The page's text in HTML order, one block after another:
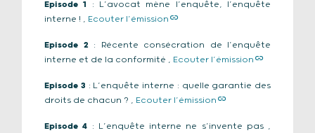
Episode 1 : L’avocat mène l’enquête, l’enquête
interne ! , Ecouter l’émission
Episode 2: Récente consécration de l’enquête
interne et de la conformité , Ecouter l’émission
Episode 3 : L’enquête interne : quelle garantie des
droits de chacun ? , Ecouter l’émission
Episode 4 : L’enquête interne ne s’invente pas ,